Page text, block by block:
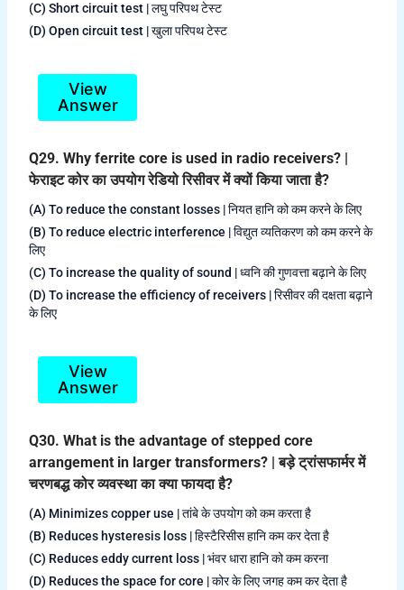
(C) Short circuit test | लघु परिपथ टेस्ट
(D) Open circuit test | खुला परिपथ टेस्ट
View
Answer
Q29. Why ferrite core is used in radio receivers? |
फेराइट कोर का उपयोग रेडियो रिसीवर में क्यों किया जाता है?
(A) To reduce the constant losses | नियत हानि को कम करने के लिए
(B) To reduce electric interference | विद्युत व्यतिकरण को कम करने के
लिए
(C) To increase the quality of sound | ध्वनि की गुणवत्ता बढ़ाने के लिए
(D) To increase the efficiency of receivers | रिसीवर की दक्षता बढ़ाने
के लिए
View
Answer
Q30. What is the advantage of stepped core
arrangement in larger transformers? | बड़े ट्रांसफार्मर में
चरणबद्ध कोर व्यवस्था का क्या फायदा है?
(A) Minimizes copper use | तांबे के उपयोग को कम करता है
(B) Reduces hysteresis loss | हिस्टैरिसीस हानि कम कर देता है
(C) Reduces eddy current loss | भंवर धारा हानि को कम करना
(D) Reduces the space for core | कोर के लिए जगह कम कर देता है